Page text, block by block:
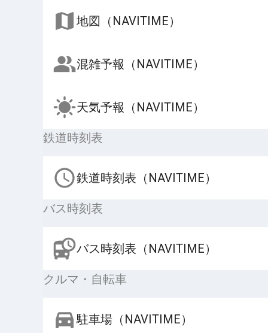
地図（NAVITIME）
混雑予報（NAVITIME）
天気予報（NAVITIME）
鉄道時刻表
鉄道時刻表（NAVITIME）
バス時刻表
バス時刻表（NAVITIME）
クルマ・自転車
駐車場（NAVITIME）